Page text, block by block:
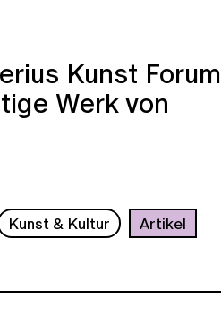
Kunst Forum
Werk von
Kunst & Kultur Artikel